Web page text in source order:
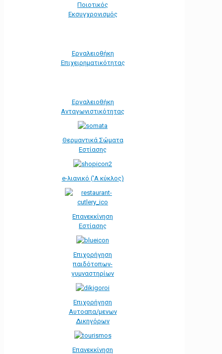
Ποιοτικός
Εκσυγχρονισμός
Εργαλειοθήκη
Eπιχειρηματικότητας
Εργαλειοθήκη
Ανταγωνιστικότητας
Θερμαντικά Σώματα
Εστίασης
e-λιανικό ('Α κύκλος)
Επανεκκίνηση
Εστίασης
Επιχορήγηση
παιδότοπων-
γυμναστηρίων
Επιχορήγηση
Αυτοαπα/μενων
Δικηγόρων
Επανεκκίνηση